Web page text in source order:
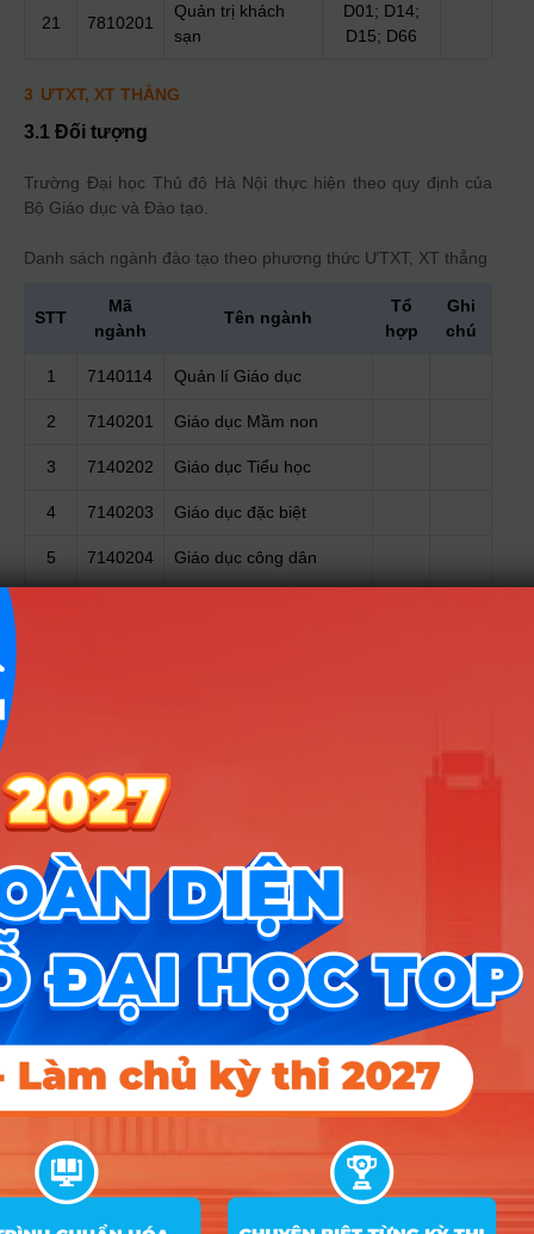
21 7810201
Quản trị khách
sạn
D01; D14;
D15; D66
3 ƯTXT, XT THẲNG
3.1 Đối tượng
Trường Đại học Thủ đô Hà Nội thực hiện theo quy định của
Bộ Giáo dục và Đào tạo.
Danh sách ngành đào tạo theo phương thức ƯTXT, XT thẳng
STT
Mã
ngành
Tên ngành
Tổ
hợp
Ghi
chú
1 7140114 Quản lí Giáo dục
2 7140201 Giáo dục Mầm non
3 7140202 Giáo dục Tiểu học
4 7140203 Giáo dục đặc biệt
5 7140204 Giáo dục công dân
10 7140218
11 7140231
12 7220201 Ngôn ngữ Anh
13 7220204 Ngôn ngữ Trung Quốc
7229030 Văn học
15 7229040 Văn hóa học
16 7310101 Quản lý kinh tế
Chính trị học
18 7310401
19 7310630 Việt Nam học